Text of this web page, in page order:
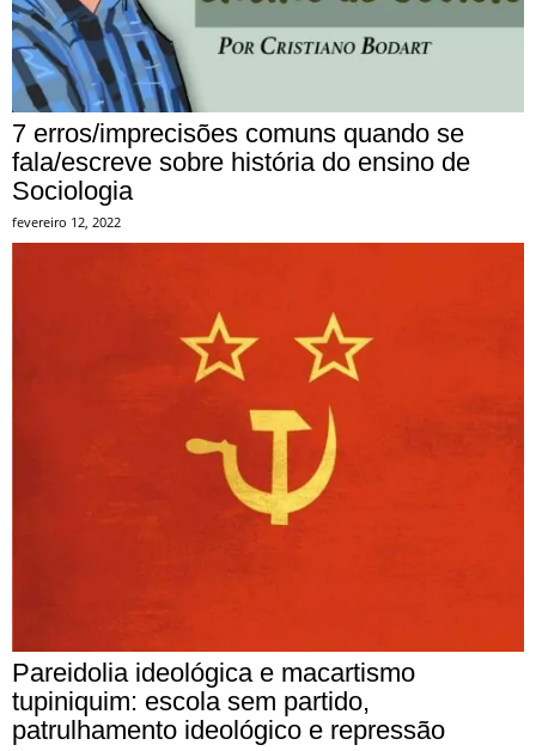
7 erros/imprecisões comuns quando se
fala/escreve sobre história do ensino de
Sociologia
fevereiro 12, 2022
Pareidolia ideológica e macartismo
tupiniquim: escola sem partido,
patrulhamento ideológico e repressão